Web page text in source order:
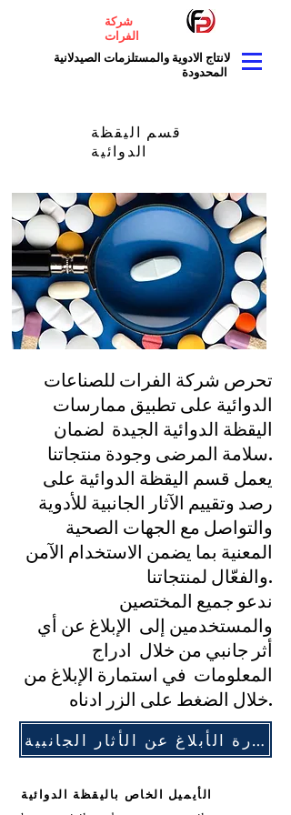
شركة
لانتاج الادوية والمستلزمات الصيدلانية
قسم اليقظة
تحرص شركة الفرات للصناعات
الدوائية على تطبيق ممارسات
اليقظة الدوائية الجيدة لضمان
سلامة المرضى وجودة منتجاتنا.
يعمل قسم اليقظة الدوائية على
رصد وتقييم الآثار الجانبية للأدوية
والتواصل مع الجهات الصحية
المعنية بما يضمن الاستخدام الآمن
والفعّال لمنتجاتنا.
ندعو جميع المختصين
والمستخدمين إلى الإبلاغ عن أي
أثر جانبي من خلال ادراج
المعلومات في استمارة الإبلاغ من
خلال الضغط على الزر ادناه.
استمارة الأبلاغ عن الأثار الجانبية